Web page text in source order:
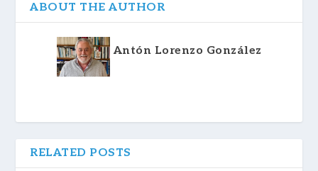
ABOUT THE AUTHOR
Antón Lorenzo González
RELATED POSTS